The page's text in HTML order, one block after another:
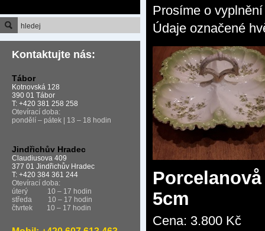
Kontaktujte nás:
Tábor
Kotnovská 128
390 01 Tábor
T: +420 381 258 258
Otevírací doba:
pondělí – pátek | 13 – 18 hodin
Jindřichův Hradec
Claudiusova 409
377 01 Jindřichův Hradec
T: +420 384 361 244
Otevírací doba:
úterý 10 – 17 hodin
středa 10 – 17 hodin
čtvrtek 10 – 17 hodin
Prosíme o
Údaje označené
5cm
Cena: 3.800 Kč